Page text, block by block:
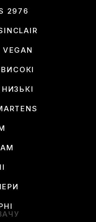
2976
VEGAN
ВИСОКІ
НИЗЬКІ